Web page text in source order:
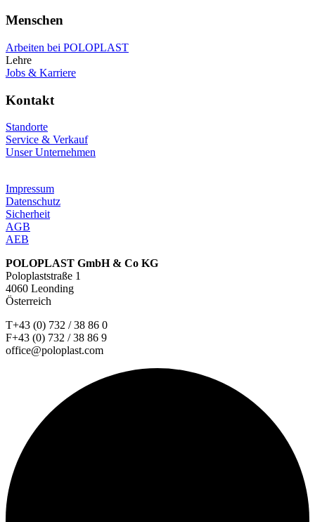
Menschen
Arbeiten bei POLOPLAST
Lehre
Jobs & Karriere
Kontakt
Standorte
Service & Verkauf
Unser Unternehmen
Impressum
Datenschutz
Sicherheit
AGB
AEB
POLOPLAST GmbH & Co KG
Poloplaststraße 1
4060 Leonding
Österreich
T+43 (0) 732 / 38 86 0
F+43 (0) 732 / 38 86 9
office@poloplast.com